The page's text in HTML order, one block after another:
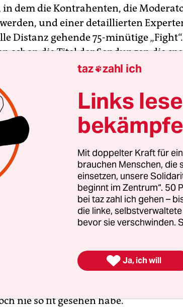
dem die Kontrahenten, die
und einer detaillierten
Distanz gehende 75-minütige „Fight“.
schon die Titel der Sendungen die
des Schlagabtauschs: „Vor dem
Stoiber“ und „Das TV-Duell – Die
dieses nun auch nach
gilt der 26. September 1960. An
die erste Fernsehdebatte mit den
John F. Kennedy und
– und 70 Millionen US-Amerikaner
etwa zwanzig Kilogramm
wirkte, ein schlecht sitzendes
war das Erscheinungsbild
Er kam von einer
mehrheitlich der Auffassung waren,
vermittelte der
nie so fit gesehen habe.
taz zahl ich
Links
Mit doppelter Kraft für
brauchen Menschen, die
einsetzen, unsere
beginnt im Zentrum“. 50
bei taz zahl ich gehen –
die linke,
bevor sie verschwinden.
 Ja, ich will